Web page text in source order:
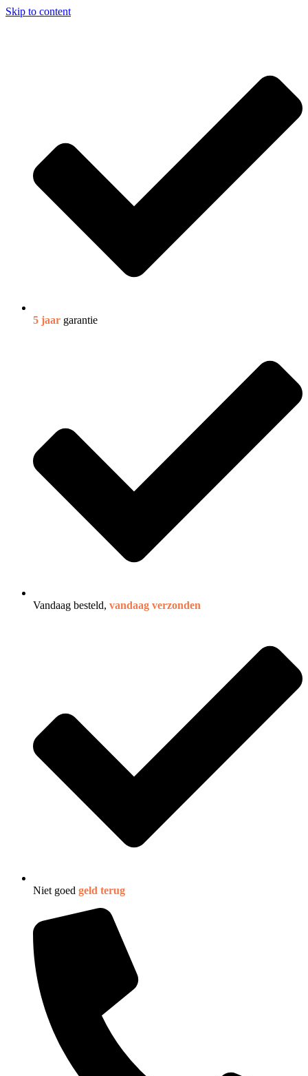
Skip to content
5 jaar garantie
Vandaag besteld, vandaag verzonden
Niet goed geld terug